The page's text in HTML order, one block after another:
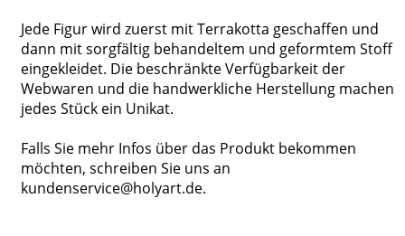
Jede Figur wird zuerst mit Terrakotta geschaffen und
dann mit sorgfältig behandeltem und geformtem Stoff
eingekleidet. Die beschränkte Verfügbarkeit der
Webwaren und die handwerkliche Herstellung machen
jedes Stück ein Unikat.
Falls Sie mehr Infos über das Produkt bekommen
möchten, schreiben Sie uns an
kundenservice@holyart.de.